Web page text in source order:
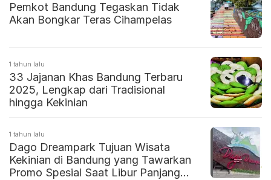
Pemkot Bandung Tegaskan Tidak
Akan Bongkar Teras Cihampelas
1 tahun lalu
33 Jajanan Khas Bandung Terbaru
2025, Lengkap dari Tradisional
hingga Kekinian
1 tahun lalu
Dago Dreampark Tujuan Wisata
Kekinian di Bandung yang Tawarkan
Promo Spesial Saat Libur Panjang